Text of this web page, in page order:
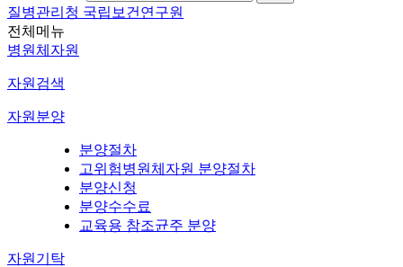
질병관리청 국립보건연구원
전체메뉴
병원체자원
자원검색
자원분양
분양절차
고위험병원체자원 분양절차
분양신청
분양수수료
교육용 참조균주 분양
자원기탁